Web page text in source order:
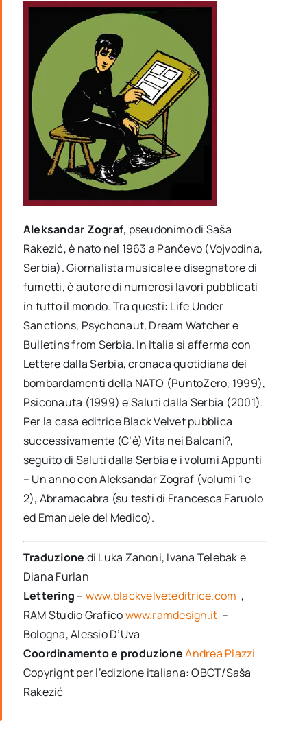
Aleksandar Zograf, pseudonimo di Saša
Rakezić, è nato nel 1963 a Pančevo (Vojvodina,
Serbia). Giornalista musicale e disegnatore di
fumetti, è autore di numerosi lavori pubblicati
in tutto il mondo. Tra questi: Life Under
Sanctions, Psychonaut, Dream Watcher e
Bulletins from Serbia. In Italia si afferma con
Lettere dalla Serbia, cronaca quotidiana dei
bombardamenti della NATO (PuntoZero, 1999),
Psiconauta (1999) e Saluti dalla Serbia (2001).
Per la casa editrice Black Velvet pubblica
successivamente (C’è) Vita nei Balcani?,
seguito di Saluti dalla Serbia e i volumi Appunti
– Un anno con Aleksandar Zograf (volumi 1 e
2), Abramacabra (su testi di Francesca Faruolo
ed Emanuele del Medico).
Traduzione di Luka Zanoni, Ivana Telebak e
Diana Furlan
Lettering – www.blackvelveteditrice.com ,
RAM Studio Graficowww.ramdesign.it –
Bologna, Alessio D’Uva
Coordinamento e produzione Andrea Plazzi
Copyright per l’edizione italiana: OBCT/Saša
Rakezić